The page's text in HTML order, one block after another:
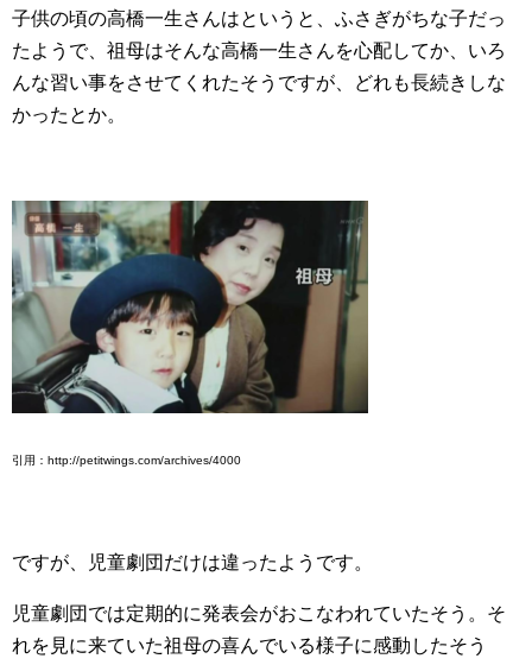
子供の頃の高橋一生さんはというと、ふさぎがちな子だっ
たようで、祖母はそんな高橋一生さんを心配してか、いろ
んな習い事をさせてくれたそうですが、どれも長続きしな
かったとか。
引用：http://petitwings.com/archives/4000
ですが、児童劇団だけは違ったようです。
児童劇団では定期的に発表会がおこなわれていたそう。そ
れを見に来ていた祖母の喜んでいる様子に感動したそう